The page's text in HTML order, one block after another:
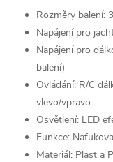
Rozměry balení:
Napájení pro
Napájení pro
balení)
Ovládání: R/C
vlevo/vpravo
Osvětlení: LED
Funkce:
Materiál: Plast a